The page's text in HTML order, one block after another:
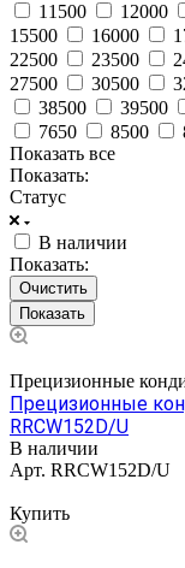
11500
12000
15500
16000
22500
23500
27500
30500
38500
39500
7650
8500
Показать все
Показать:
Статус
В наличии
Показать:
Очистить
Прецизионные
Прецизионные
RRCW152D/U
В наличии
Арт. RRCW152D/U
Купить